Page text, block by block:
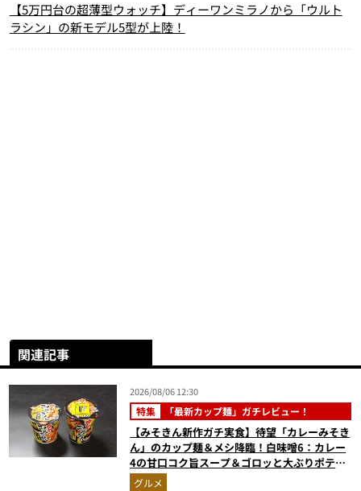
【5万円台の超薄型ウォッチ】ディーワンミラノから「ウルト
ラシン」の新モデル5型が上陸！
関連記事
2026/08/06 12:30
特集 「最新カップ麺」ガチレビュー！
【みそきん新作ガチ実食】待望「カレーみそき
ん」のカップ麺＆メシ降臨！白味噌6：カレー
4の甘口コク旨スープ＆ゴロッと大ぶりポテト
に歓喜
グルメ